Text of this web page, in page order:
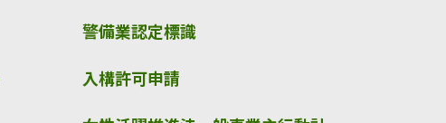
警備業認定標識
入構許可申請